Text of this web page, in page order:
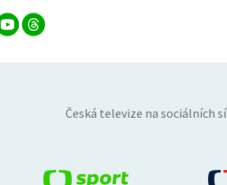
Česká televize na sociálních